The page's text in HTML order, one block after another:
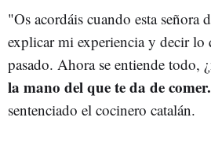
"Os acordáis cuando esta señora
explicar mi experiencia y decir lo
pasado. Ahora se entiende todo,
la mano del que te da de
sentenciado el cocinero catalán.